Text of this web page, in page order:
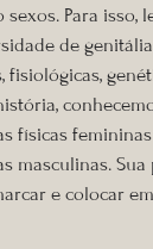
Para isso,
de
fisiológicas,
físicas
masculinas.
e colocar